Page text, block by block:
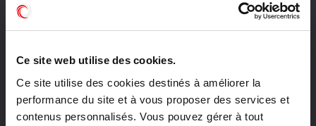
Ce site web utilise des cookies.
Ce site utilise des cookies destinés à améliorer la
performance du site et à vous proposer des services et
contenus personnalisés. Vous pouvez gérer à tout
Recherches populaires
Location bureaux Paris